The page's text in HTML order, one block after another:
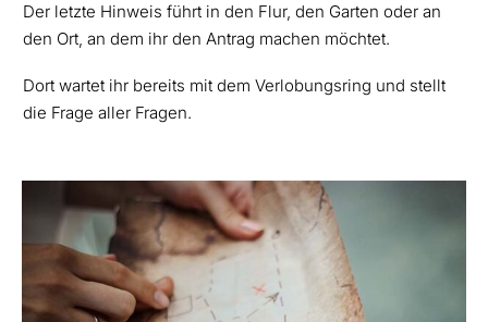
Der letzte Hinweis führt in den Flur, den Garten oder an
den Ort, an dem ihr den Antrag machen möchtet.
Dort wartet ihr bereits mit dem Verlobungsring und stellt
die Frage aller Fragen.